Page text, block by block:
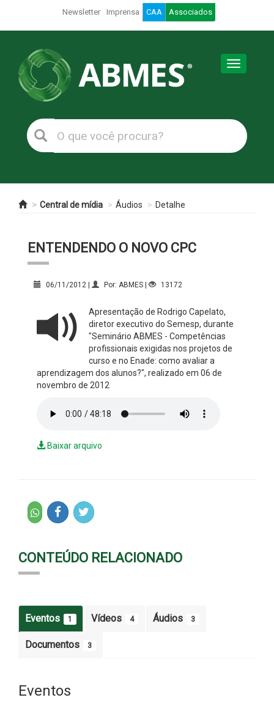
Newsletter Imprensa CAA Associados
Toggle
Central de mídia Áudios Detalhe
ENTENDENDO O NOVO CPC
06/11/2012 | Por: ABMES | 13172
Apresentação de Rodrigo Capelato,
diretor executivo do Semesp, durante
"Seminário ABMES - Competências
profissionais exigidas nos projetos de
curso e no Enade: como avaliar a
aprendizagem dos alunos?", realizado em 06 de
novembro de 2012
Baixar arquivo
CONTEÚDO RELACIONADO
Eventos 1 Vídeos 4 Áudios 3
Documentos 3
Eventos